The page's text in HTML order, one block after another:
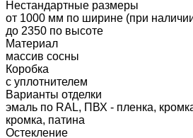
Нестандартные размеры
от 1000 мм по ширине (при
до 2350 по высоте
Материал
массив сосны
Коробка
с уплотнителем
Варианты отделки
эмаль по RAL, ПВХ - пленка,
кромка, патина
Остекление